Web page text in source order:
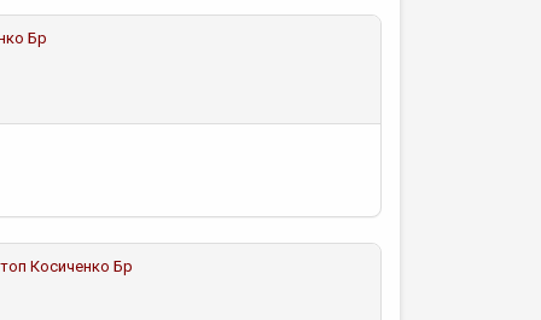
Бр
Косиченко Бр